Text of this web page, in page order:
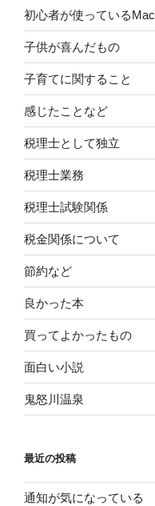
初心者が使っているMac
子供が喜んだもの
子育てに関すること
感じたことなど
税理士として独立
税理士業務
税理士試験関係
税金関係について
節約など
良かった本
買ってよかったもの
面白い小説
鬼怒川温泉
最近の投稿
通知が気になっている